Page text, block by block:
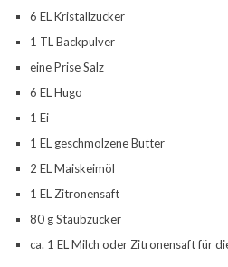
6 EL Kristallzucker
1 TL Backpulver
eine Prise Salz
6 EL Hugo
1 Ei
1 EL geschmolzene Butter
2 EL Maiskeimöl
1 EL Zitronensaft
80 g Staubzucker
ca. 1 EL Milch oder Zitronensaft für